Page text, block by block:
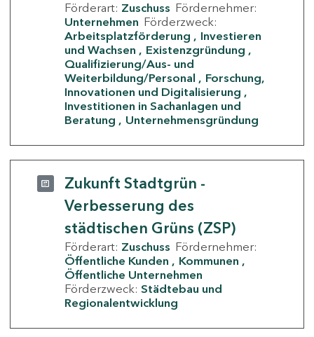
Förderart: Zuschuss Fördernehmer:
Unternehmen Förderzweck:
Arbeitsplatzförderung
Investieren
und Wachsen
Existenzgründung
Qualifizierung/Aus- und
Weiterbildung/Personal
Forschung,
Innovationen und Digitalisierung
Investitionen in Sachanlagen und
Beratung
Unternehmensgründung
Zukunft Stadtgrün -
Verbesserung des
städtischen Grüns (ZSP)
Förderart: Zuschuss Fördernehmer:
Öffentliche Kunden
Kommunen
Öffentliche Unternehmen
Förderzweck: Städtebau und
Regionalentwicklung